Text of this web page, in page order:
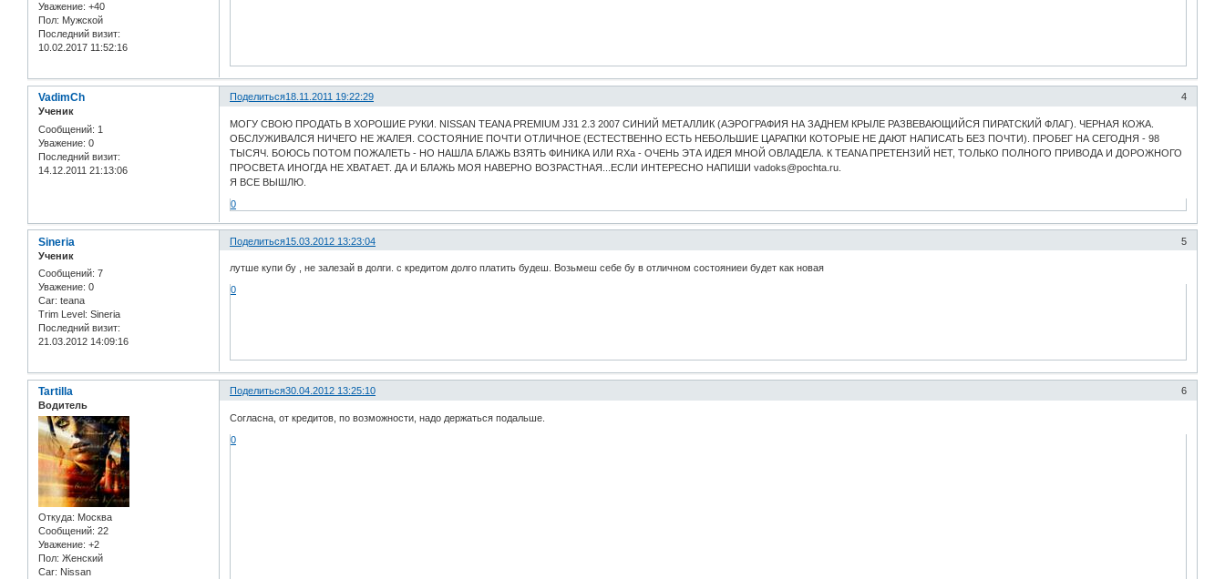
Уважение: +40
Пол: Мужской
Последний визит:
10.02.2017 11:52:16
Поделиться 4
18.11.2011 19:22:29
VadimCh
Ученик
Сообщений: 1
Уважение: 0
Последний визит:
14.12.2011 21:13:06
МОГУ СВОЮ ПРОДАТЬ В ХОРОШИЕ РУКИ. NISSAN TEANA PREMIUM J31 2.3 2007 СИНИЙ МЕТАЛЛИК (АЭРОГРАФИЯ НА ЗАДНЕМ КРЫЛЕ РАЗВЕВАЮЩИЙСЯ ПИРАТСКИЙ ФЛАГ). ЧЕРНАЯ КОЖА.
ОБСЛУЖИВАЛСЯ НИЧЕГО НЕ ЖАЛЕЯ. СОСТОЯНИЕ ПОЧТИ ОТЛИЧНОЕ (ЕСТЕСТВЕННО ЕСТЬ НЕБОЛЬШИЕ ЦАРАПКИ КОТОРЫЕ НЕ ДАЮТ НАПИСАТЬ БЕЗ ПОЧТИ). ПРОБЕГ НА СЕГОДНЯ - 98
ТЫСЯЧ. БОЮСЬ ПОТОМ ПОЖАЛЕТЬ - НО НАШЛА БЛАЖЬ ВЗЯТЬ ФИНИКА ИЛИ RXа - ОЧЕНЬ ЭТА ИДЕЯ МНОЙ ОВЛАДЕЛА. К TEANA ПРЕТЕНЗИЙ НЕТ, ТОЛЬКО ПОЛНОГО ПРИВОДА И ДОРОЖНОГО
ПРОСВЕТА ИНОГДА НЕ ХВАТАЕТ. ДА И БЛАЖЬ МОЯ НАВЕРНО ВОЗРАСТНАЯ...ЕСЛИ ИНТЕРЕСНО НАПИШИ vadoks@pochta.ru.
Я ВСЕ ВЫШЛЮ.
0
Поделиться 5
15.03.2012 13:23:04
Sineria
Ученик
Сообщений: 7
Уважение: 0
Car: teana
Trim Level: Sineria
Последний визит:
21.03.2012 14:09:16
лутше купи бу , не залезай в долги. с кредитом долго платить будеш. Возьмеш себе бу в отличном состояниеи будет как новая
0
Поделиться 6
30.04.2012 13:25:10
Tartilla
Водитель
Откуда: Москва
Сообщений: 22
Уважение: +2
Пол: Женский
Car: Nissan
Согласна, от кредитов, по возможности, надо держаться подальше.
0